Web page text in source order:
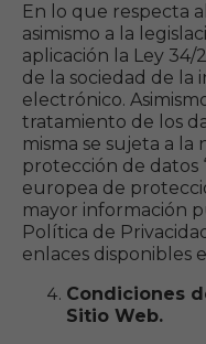
En lo que respecta
asimismo a la
aplicación la Ley 34/
de la sociedad de la
electrónico.
tratamiento de los
misma se sujeta a
protección de datos
europea de
mayor información
Política de
enlaces disponibles
Condiciones
Sitio Web.